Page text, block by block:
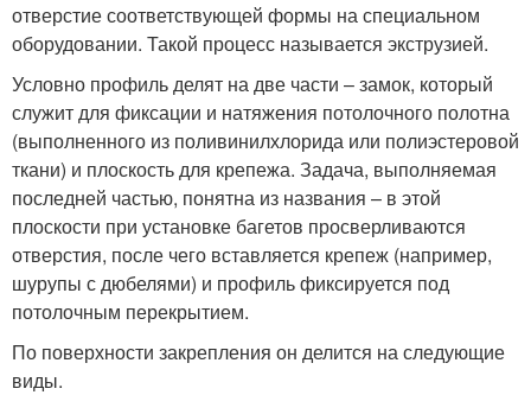
отверстие соответствующей формы на специальном
оборудовании. Такой процесс называется экструзией.
Условно профиль делят на две части – замок, который
служит для фиксации и натяжения потолочного полотна
(выполненного из поливинилхлорида или полиэстеровой
ткани) и плоскость для крепежа. Задача, выполняемая
последней частью, понятна из названия – в этой
плоскости при установке багетов просверливаются
отверстия, после чего вставляется крепеж (например,
шурупы с дюбелями) и профиль фиксируется под
потолочным перекрытием.
По поверхности закрепления он делится на следующие
виды.